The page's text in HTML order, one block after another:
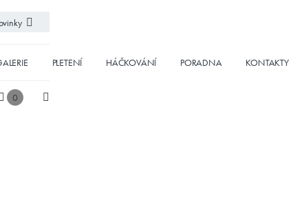
PLETENÍ HÁČKOVÁNÍ PORADNA KONTAKTY
0